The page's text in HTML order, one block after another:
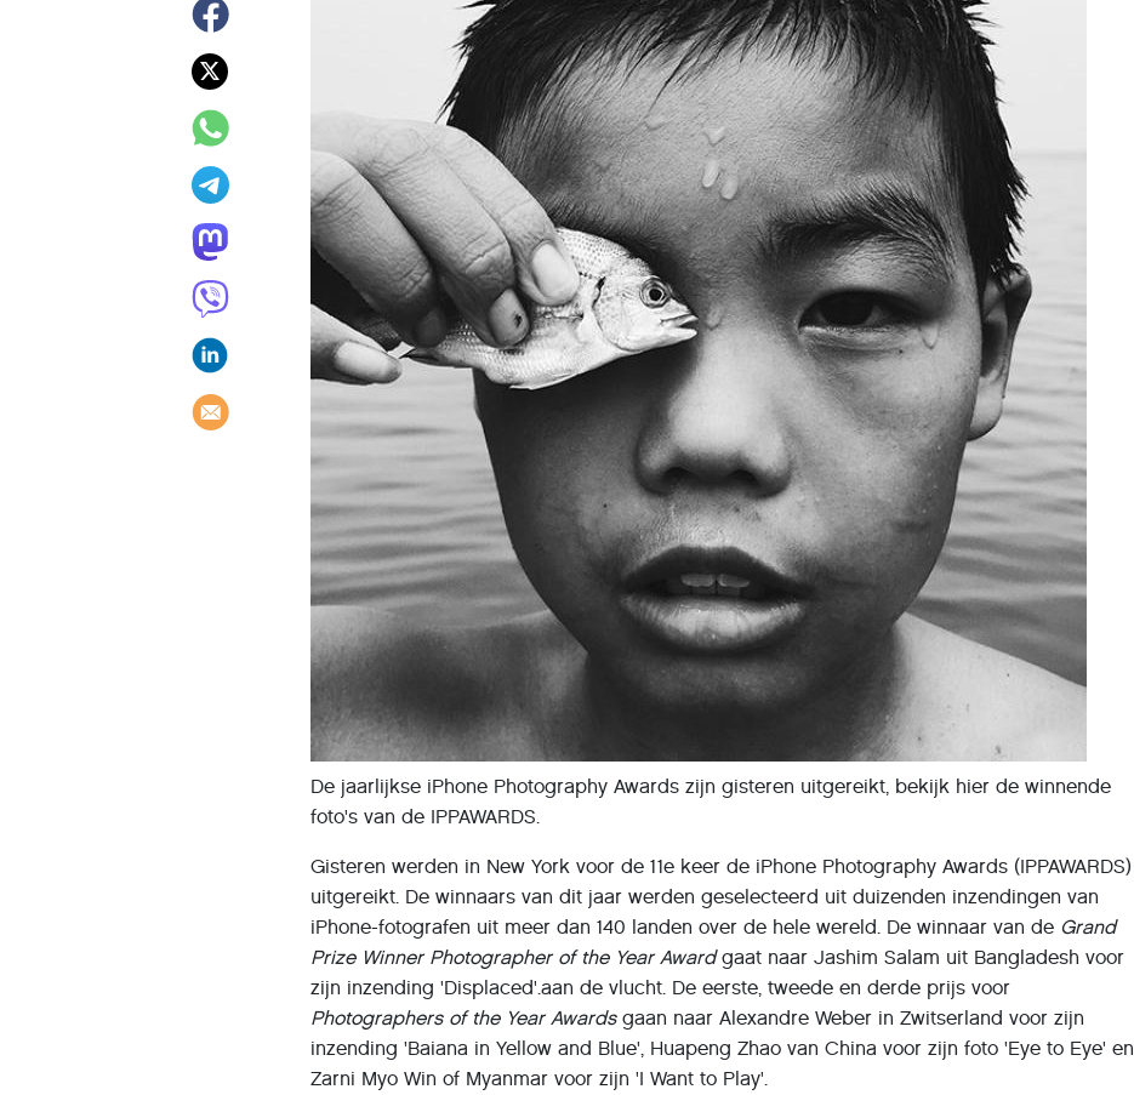
De jaarlijkse iPhone Photography Awards zijn gisteren uitgereikt, bekijk hier de winnende
foto's van de IPPAWARDS.
Gisteren werden in New York voor de 11e keer de iPhone Photography Awards (IPPAWARDS)
uitgereikt. De winnaars van dit jaar werden geselecteerd uit duizenden inzendingen van
iPhone-fotografen uit meer dan 140 landen over de hele wereld. De winnaar van de Grand
Prize Winner Photographer of the Year Awardgaat naar Jashim Salam uit Bangladesh voor
zijn inzending 'Displaced'.aan de vlucht. De eerste, tweede en derde prijs voor
Photographers of the Year Awardsgaan naar Alexandre Weber in Zwitserland voor zijn
inzending 'Baiana in Yellow and Blue', Huapeng Zhao van China voor zijn foto 'Eye to Eye' en
Zarni Myo Win of Myanmar voor zijn 'I Want to Play'.